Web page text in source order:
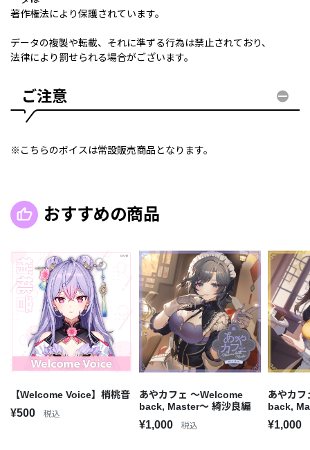
著作権法により保護されています。
データの複製や転載、それに準ずる行為は禁止されており、
法律により罰せられる場合がございます。
ご注意
※こちらのボイスは常設販売商品となります。
おすすめの商品
【Welcome Voice】梢桃音
¥500 税込
あやカフェ ～Welcome
back, Master～ 綺沙良編
¥1,000 税込
あやカ
back,
¥1,000